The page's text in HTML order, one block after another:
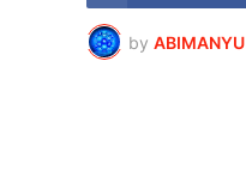
by ABIMANYU